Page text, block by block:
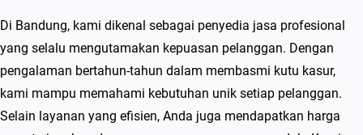
Di Bandung, kami dikenal sebagai penyedia jasa profesional
yang selalu mengutamakan kepuasan pelanggan. Dengan
pengalaman bertahun-tahun dalam membasmi kutu kasur,
kami mampu memahami kebutuhan unik setiap pelanggan.
Selain layanan yang efisien, Anda juga mendapatkan harga